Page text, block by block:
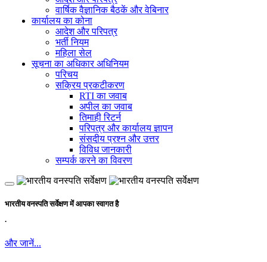
वार्षिक वैज्ञानिक बैठकें और वेबिनार
कार्यालय का कोना
आदेश और परिपत्र
भर्ती नियम
महिला सेल
सूचना का अधिकार अधिनियम
परिचय
सक्रिय प्रकटीकरण
RTI का जवाब
अपील का जवाब
तिमाही रिटर्न
परिपत्र और कार्यालय ज्ञापन
संसदीय प्रश्न और उत्तर
विविध जानकारी
सम्पर्क करने का विवरण
भारतीय वनस्पति सर्वेक्षण में आपका स्वागत है
.
और जानें...